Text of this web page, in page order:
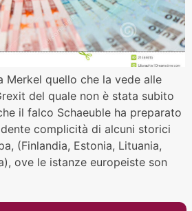
Merkel quello che la vede alle
del quale non è stata subito
il falco Schaeuble ha preparato
complicità di alcuni storici
(Finlandia, Estonia, Lituania,
ove le istanze europeiste son